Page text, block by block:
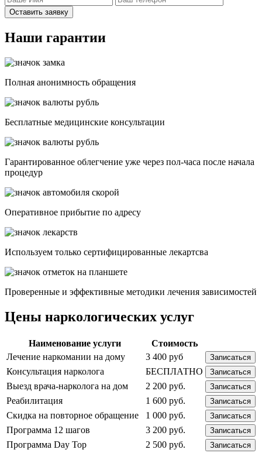
Оставить заявку
Наши гарантии
Полная анонимность обращения
Бесплатные медицинские консультации
Гарантированное облегчение уже через пол-часа после начала
процедур
Опеpативное прибытие по адресу
Используем только сертифицированные лекартсва
Проверенные и эффективные методики лечения зависимостей
Цены наркологических услуг
Наименование услуги
Стоимость
Лечение наркомании на дому
3 400 руб Записаться
Консультация нарколога БЕСПЛАТНО Записаться
Выезд врача-нарколога на дом 2 200 руб. Записаться
Реабилитация 1 600 руб. Записаться
Скидка на повторное обращение 1 000 руб. Записаться
Программа 12 шагов 3 200 руб. Записаться
Программа Day Top 2 500 руб. Записаться